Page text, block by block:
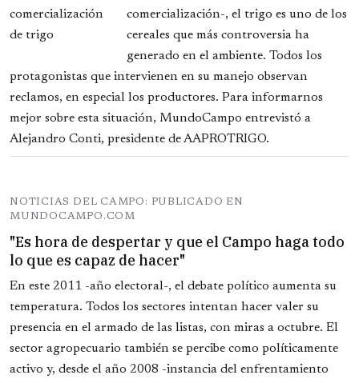
comercialización-, el trigo es uno de los
cereales que más controversia ha
generado en el ambiente. Todos los
protagonistas que intervienen en su manejo observan
reclamos, en especial los productores. Para informarnos
mejor sobre esta situación, MundoCampo entrevistó a
Alejandro Conti, presidente de AAPROTRIGO.
NOTICIAS DEL CAMPO: PUBLICADO EN
MUNDOCAMPO.COM
"Es hora de despertar y que el Campo haga todo
lo que es capaz de hacer"
En este 2011 -año electoral-, el debate político aumenta su
temperatura. Todos los sectores intentan hacer valer su
presencia en el armado de las listas, con miras a octubre. El
sector agropecuario también se percibe como políticamente
activo y, desde el año 2008 -instancia del enfrentamiento